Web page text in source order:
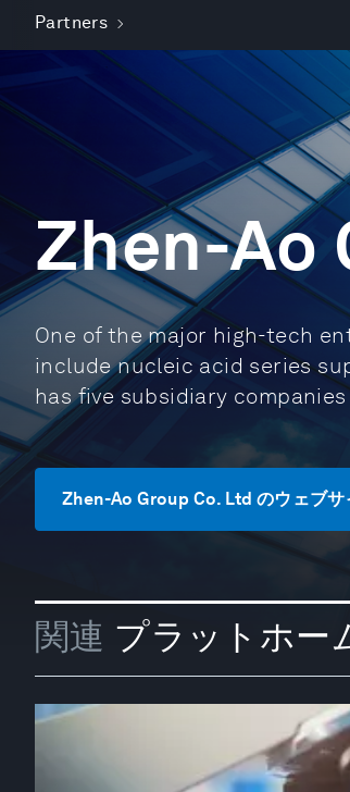
Partners
Zhen-Ao
One of the major high-tech
include nucleic acid series
has five subsidiary
Zhen-Ao Group Co. Ltd のウェブサ
関連 プラットホー